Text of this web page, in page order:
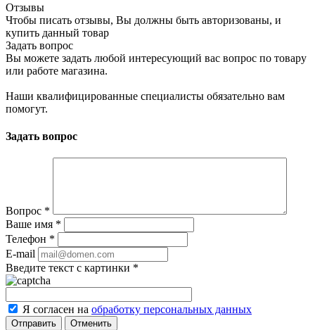
Отзывы
Чтобы писать отзывы, Вы должны быть авторизованы, и
купить данный товар
Задать вопрос
Вы можете задать любой интересующий вас вопрос по товару
или работе магазина.
Наши квалифицированные специалисты обязательно вам
помогут.
Задать вопрос
Вопрос *
Ваше имя *
Телефон *
E-mail
Введите текст с картинки *
Я согласен на обработку персональных данных
Отменить